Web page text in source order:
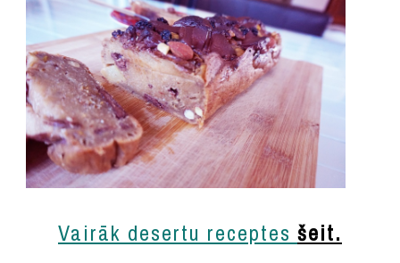
Vairāk desertu receptes šeit.